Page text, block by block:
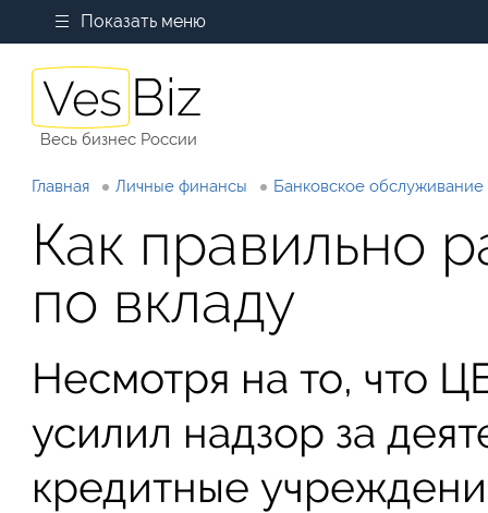
Показать меню
Весь бизнес России
Главная Личные финансы Банковское обслуживание
Как правильно
по вкладу
Несмотря на то, что
усилил надзор за
кредитные